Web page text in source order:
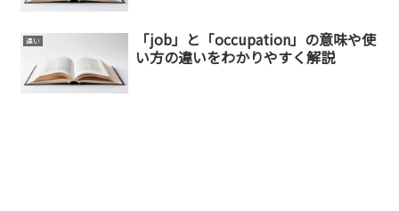
違い
「job」と「occupation」の意味や使
い方の違いをわかりやすく解説